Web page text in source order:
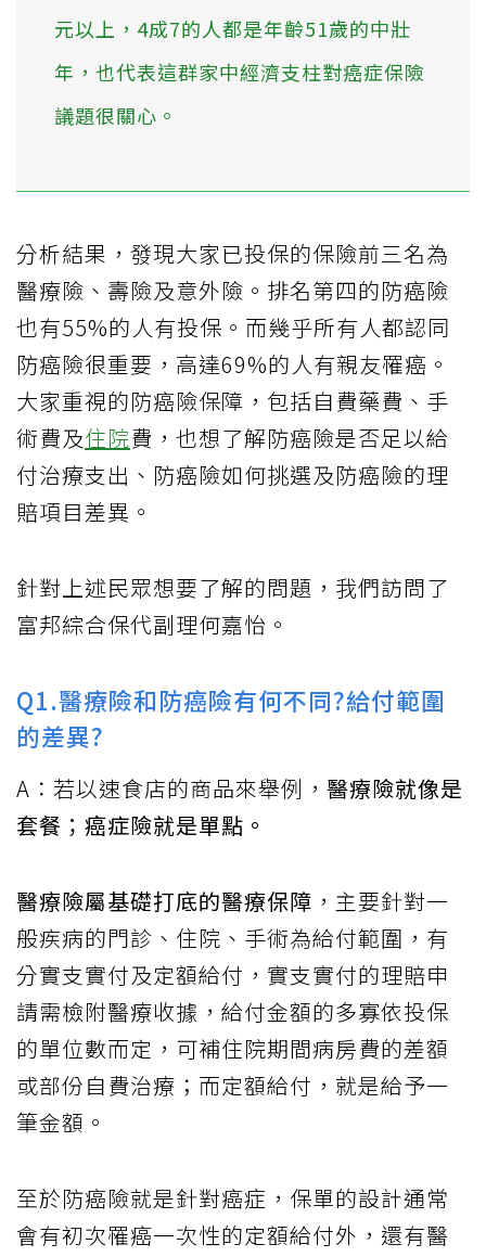
元以上，4成7的人都是年齡51歲的中壯
年，也代表這群家中經濟支柱對癌症保險
議題很關心。
分析結果，發現大家已投保的保險前三名為
醫療險、壽險及意外險。排名第四的防癌險
也有55%的人有投保。而幾乎所有人都認同
防癌險很重要，高達69%的人有親友罹癌。
大家重視的防癌險保障，包括自費藥費、手
術費及住院費，也想了解防癌險是否足以給
付治療支出、防癌險如何挑選及防癌險的理
賠項目差異。
針對上述民眾想要了解的問題，我們訪問了
富邦綜合保代副理何嘉怡。
Q1.醫療險和防癌險有何不同?給付範圍
的差異?
A：若以速食店的商品來舉例， 醫療險就像是
套餐；癌症險就是單點。
醫療險屬基礎打底的醫療保障 ，主要針對一
般疾病的門診、住院、手術為給付範圍，有
分實支實付及定額給付，實支實付的理賠申
請需檢附醫療收據，給付金額的多寡依投保
的單位數而定，可補住院期間病房費的差額
或部份自費治療；而定額給付，就是給予一
筆金額。
至於防癌險就是針對癌症，保單的設計通常
會有初次罹癌一次性的定額給付外，還有醫